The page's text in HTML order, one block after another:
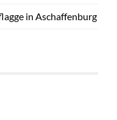
in Aschaffenburg